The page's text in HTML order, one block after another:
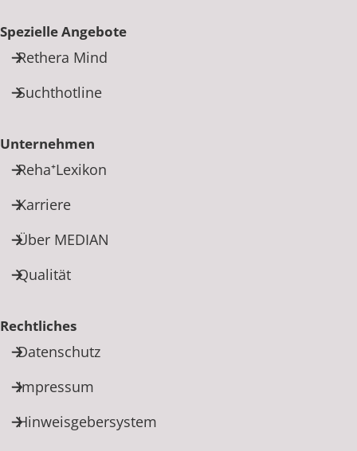
Spezielle Angebote
Rethera Mind
Suchthotline
Unternehmen
Reha⁺Lexikon
Karriere
Über MEDIAN
Qualität
Rechtliches
Datenschutz
Impressum
Hinweisgebersystem